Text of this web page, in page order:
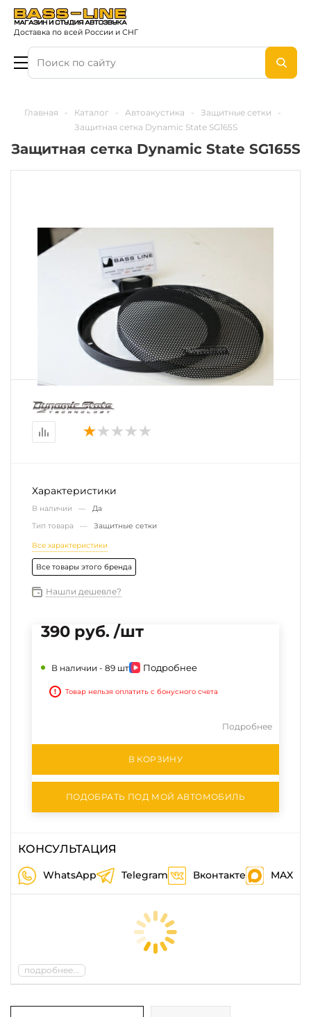
Доставка по всей России и СНГ
Главная - Каталог - Автоакустика - Защитные сетки
-
Защитная сетка Dynamic State SG165S
Защитная сетка Dynamic State SG165S
Характеристики
В наличии — Да
Тип товара — Защитные сетки
Все характеристики
Все товары этого бренда
Нашли дешевле?
390 руб. /шт
В наличии - 89 шт Подробнее
! Товар нельзя оплатить с бонусного счета
Подробнее
В КОРЗИНУ
ПОДОБРАТЬ ПОД МОЙ АВТОМОБИЛЬ
КОНСУЛЬТАЦИЯ
WhatsApp Telegram Вконтакте MAX
подробнее...